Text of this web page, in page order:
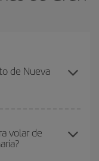
de Nueva
barato si evitas
ser flexible
volar de